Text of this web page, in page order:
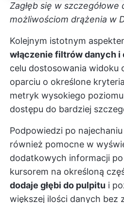
Zagłęb się w szczegółowe
możliwościom drążenia w
Kolejnym istotnym
włączenie filtrów danych i
celu dostosowania widoku
oparciu o określone
metryk wysokiego
dostępu do bardziej
Podpowiedzi po
również pomocne w
dodatkowych informacji po
kursorem na określoną
dodaje głębi do pulpitu i
większej ilości danych bez